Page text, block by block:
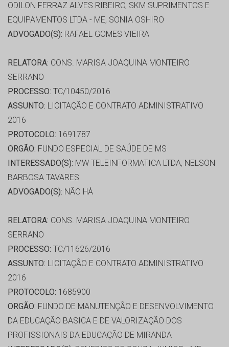
ODILON FERRAZ ALVES RIBEIRO, SKM SUPRIMENTOS E
EQUIPAMENTOS LTDA - ME, SONIA OSHIRO
ADVOGADO(S): RAFAEL GOMES VIEIRA
RELATORA: CONS. MARISA JOAQUINA MONTEIRO
SERRANO
PROCESSO: TC/10450/2016
ASSUNTO: LICITAÇÃO E CONTRATO ADMINISTRATIVO
2016
PROTOCOLO: 1691787
ORGÃO: FUNDO ESPECIAL DE SAÚDE DE MS
INTERESSADO(S): MW TELEINFORMATICA LTDA, NELSON
BARBOSA TAVARES
ADVOGADO(S): NÃO HÁ
RELATORA: CONS. MARISA JOAQUINA MONTEIRO
SERRANO
PROCESSO: TC/11626/2016
ASSUNTO: LICITAÇÃO E CONTRATO ADMINISTRATIVO
2016
PROTOCOLO: 1685900
ORGÃO: FUNDO DE MANUTENÇÃO E DESENVOLVIMENTO
DA EDUCAÇÃO BASICA E DE VALORIZAÇÃO DOS
PROFISSIONAIS DA EDUCAÇÃO DE MIRANDA